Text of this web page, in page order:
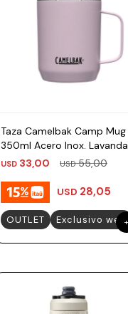
Taza Camelbak Camp Mug
350ml Acero Inox. Lavanda
USD 33,00 USD 55,00
USD 28,05
OUTLET Exclusivo web